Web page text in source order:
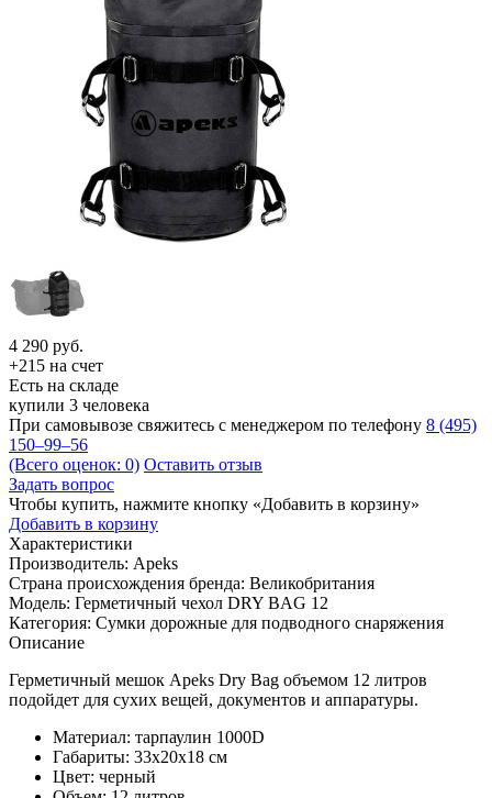
4 290 руб.
+215 на счет
Есть на складе
купили 3 человека
При самовывозе свяжитесь с менеджером по телефону 8 (495)
150–99–56
(Всего оценок: 0) Оставить отзыв
Задать вопрос
Чтобы купить, нажмите кнопку «Добавить в корзину»
Добавить в корзину
Характеристики
Производитель: Apeks
Страна происхождения бренда: Великобритания
Модель: Герметичный чехол DRY BAG 12
Категория: Сумки дорожные для подводного снаряжения
Описание
Герметичный мешок Apeks Dry Bag объемом 12 литров
подойдет для сухих вещей, документов и аппаратуры.
Материал: тарпаулин 1000D
Габариты: 33х20х18 см
Цвет: черный